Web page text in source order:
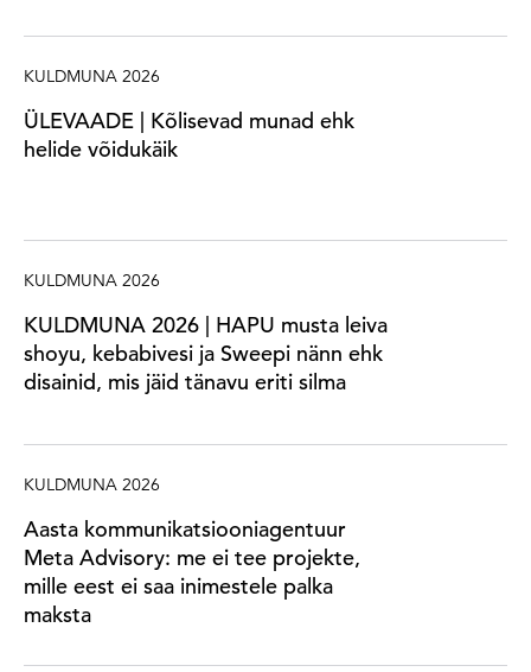
KULDMUNA 2026
ÜLEVAADE | Kõlisevad munad ehk
helide võidukäik
KULDMUNA 2026
KULDMUNA 2026 | HAPU musta leiva
shoyu, kebabivesi ja Sweepi nänn ehk
disainid, mis jäid tänavu eriti silma
KULDMUNA 2026
Aasta kommunikatsiooniagentuur
Meta Advisory: me ei tee projekte,
mille eest ei saa inimestele palka
maksta